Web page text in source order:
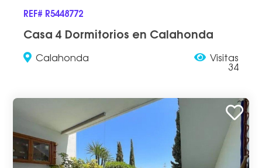
REF# R5448772
Casa 4 Dormitorios en Calahonda
Calahonda Visitas
34